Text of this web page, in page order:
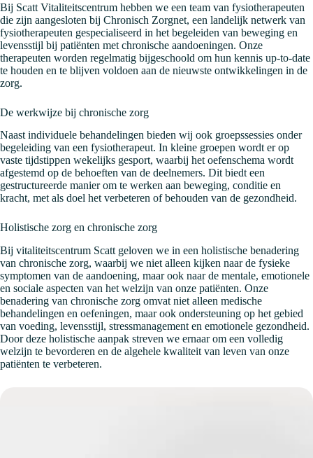
Bij Scatt Vitaliteitscentrum hebben we een team van fysiotherapeuten
die zijn aangesloten bij Chronisch Zorgnet, een landelijk netwerk van
fysiotherapeuten gespecialiseerd in het begeleiden van beweging en
levensstijl bij patiënten met chronische aandoeningen. Onze
therapeuten worden regelmatig bijgeschoold om hun kennis up-to-date
te houden en te blijven voldoen aan de nieuwste ontwikkelingen in de
zorg.
De werkwijze bij chronische zorg
Naast individuele behandelingen bieden wij ook groepssessies onder
begeleiding van een fysiotherapeut. In kleine groepen wordt er op
vaste tijdstippen wekelijks gesport, waarbij het oefenschema wordt
afgestemd op de behoeften van de deelnemers. Dit biedt een
gestructureerde manier om te werken aan beweging, conditie en
kracht, met als doel het verbeteren of behouden van de gezondheid.
Holistische zorg en chronische zorg
Bij vitaliteitscentrum Scatt geloven we in een holistische benadering
van chronische zorg, waarbij we niet alleen kijken naar de fysieke
symptomen van de aandoening, maar ook naar de mentale, emotionele
en sociale aspecten van het welzijn van onze patiënten. Onze
benadering van chronische zorg omvat niet alleen medische
behandelingen en oefeningen, maar ook ondersteuning op het gebied
van voeding, levensstijl, stressmanagement en emotionele gezondheid.
Door deze holistische aanpak streven we ernaar om een ​​volledig
welzijn te bevorderen en de algehele kwaliteit van leven van onze
patiënten te verbeteren.